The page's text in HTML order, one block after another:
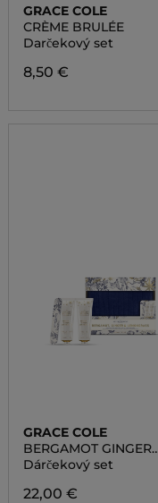
GRACE COLE
CRÈME BRULÉE
Darčekový set
8,50 €
GRACE COLE
BERGAMOT GINGER
LEMONGRASS
Dárčekový set
22,00 €